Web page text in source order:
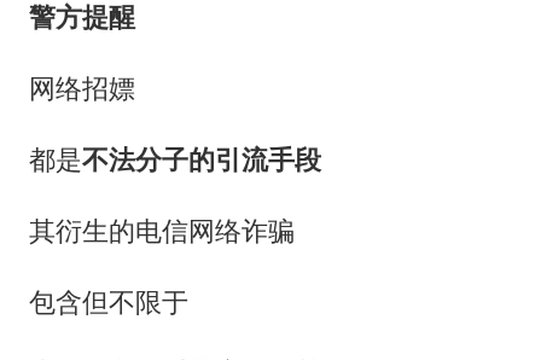
警方提醒
网络招嫖
都是不法分子的引流手段
其衍生的电信网络诈骗
包含但不限于